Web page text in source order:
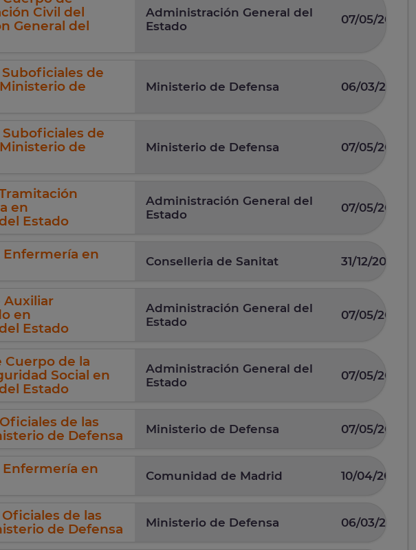
Civil del
General del
Administración General del
Estado
07/05/2026
Suboficiales de
de
Ministerio de Defensa 06/03/2026
Suboficiales de
de
Ministerio de Defensa 07/05/2025
en
Estado
Administración General del
Estado
07/05/2026
Enfermería en
Conselleria de Sanitat 31/12/2025
Auxiliar
en
Estado
Administración General del
Estado
07/05/2026
Cuerpo de la
Social en
Estado
Administración General del
Estado
07/05/2026
de las
de Defensa
Ministerio de Defensa 07/05/2025
Enfermería en
Comunidad de Madrid 10/04/2025
de las
de Defensa
Ministerio de Defensa 06/03/2026